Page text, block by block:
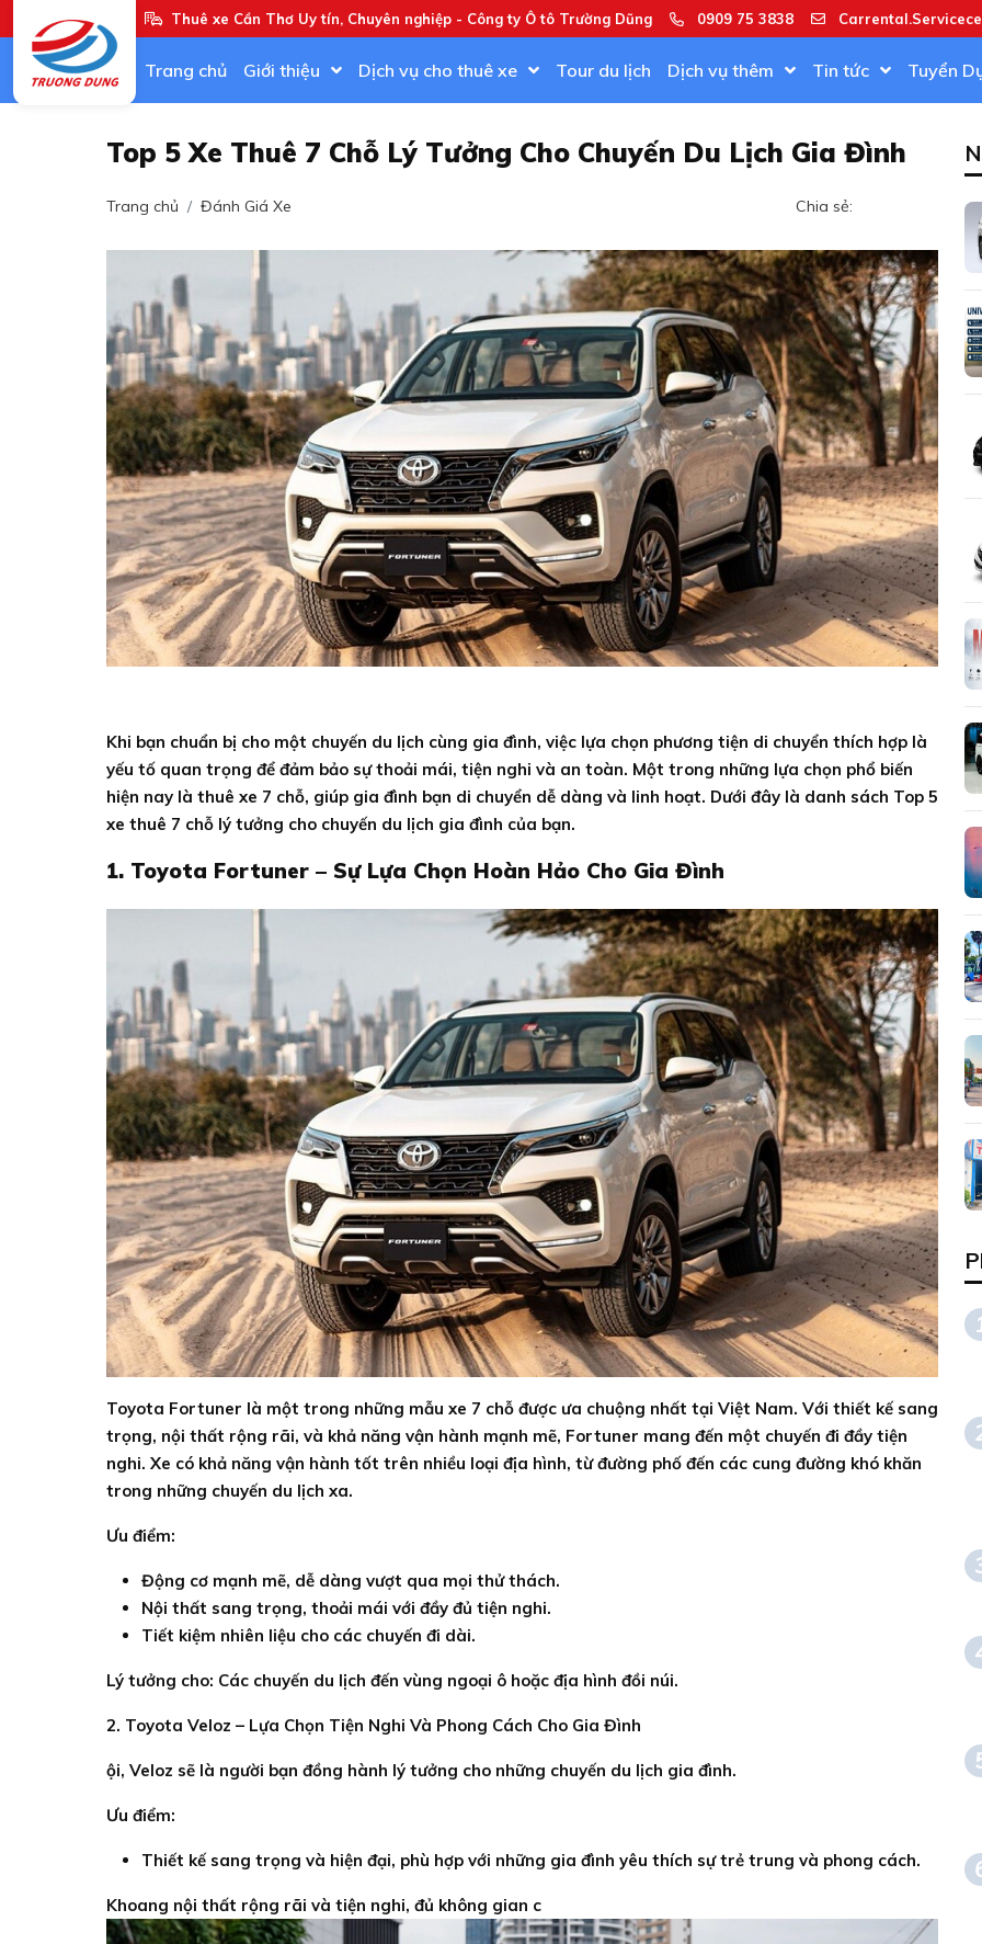
Thuê xe Cần Thơ Uy tín, Chuyên nghiệp - Công ty Ô tô Trường Dũng 0909 75 3838
Trang chủ Giới thiệu Dịch vụ cho thuê xe Tour du lịch Dịch vụ thêm Tin tức Tuyển
Top 5 Xe Thuê 7 Chỗ Lý Tưởng Cho Chuyến Du Lịch Gia Đình
Trang chủ Đánh Giá Xe Chia sẻ:
Khi bạn chuẩn bị cho một chuyến du lịch cùng gia đình, việc lựa chọn phương tiện di chuyển thích hợp là
yếu tố quan trọng để đảm bảo sự thoải mái, tiện nghi và an toàn. Một trong những lựa chọn phổ biến
hiện nay là thuê xe 7 chỗ, giúp gia đình bạn di chuyển dễ dàng và linh hoạt. Dưới đây là danh sách Top 5
xe thuê 7 chỗ lý tưởng cho chuyến du lịch gia đình của bạn.
1. Toyota Fortuner – Sự Lựa Chọn Hoàn Hảo Cho Gia Đình
Toyota Fortuner là một trong những mẫu xe 7 chỗ được ưa chuộng nhất tại Việt Nam. Với thiết kế sang
trọng, nội thất rộng rãi, và khả năng vận hành mạnh mẽ, Fortuner mang đến một chuyến đi đầy tiện
nghi. Xe có khả năng vận hành tốt trên nhiều loại địa hình, từ đường phố đến các cung đường khó khăn
trong những chuyến du lịch xa.
Ưu điểm:
Động cơ mạnh mẽ, dễ dàng vượt qua mọi thử thách.
Nội thất sang trọng, thoải mái với đầy đủ tiện nghi.
Tiết kiệm nhiên liệu cho các chuyến đi dài.
Lý tưởng cho: Các chuyến du lịch đến vùng ngoại ô hoặc địa hình đồi núi.
2. Toyota Veloz – Lựa Chọn Tiện Nghi Và Phong Cách Cho Gia Đình
ội, Veloz sẽ là người bạn đồng hành lý tưởng cho những chuyến du lịch gia đình.
Ưu điểm:
Thiết kế sang trọng và hiện đại, phù hợp với những gia đình yêu thích sự trẻ trung và phong cách.
Khoang nội thất rộng rãi và tiện nghi, đủ không gian c